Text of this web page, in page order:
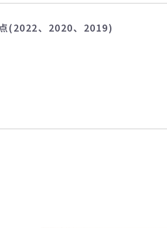
(2022、2020、2019)